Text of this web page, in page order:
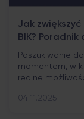
Jak
BIK?
Poszukiwanie
momentem, w
realne
utrudniony
04.11.2025